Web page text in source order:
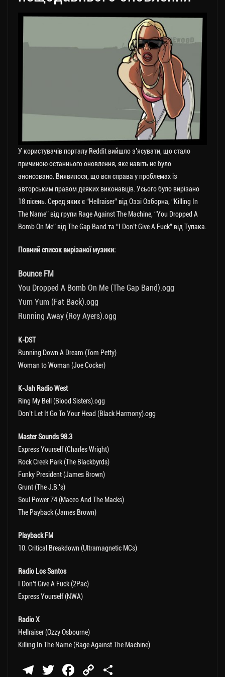
У користувачів порталу Reddit вийшло з’ясувати, що стало
причиною останнього оновлення, яке навіть не було
анонсовано. Виявилося, що вся справа у проблемах із
авторським правом деяких виконавців. Усього було вирізано
18 пісень. Серед яких є “Hellraiser” від Оззі Озборна, “Killing In
The Name” від групи Rage Against The Machine, “You Dropped A
Bomb On Me” від The Gap Band та “I Don’t Give A Fuck” від Тупака.
Повний список вирізаної музики:
Bounce FM
You Dropped A Bomb On Me (The Gap Band).ogg
Yum Yum (Fat Back).ogg
Running Away (Roy Ayers).ogg
K-DST
Running Down A Dream (Tom Petty)
Woman to Woman (Joe Cocker)
K-Jah Radio West
Ring My Bell (Blood Sisters).ogg
Don’t Let It Go To Your Head (Black Harmony).ogg
Master Sounds 98.3
Express Yourself (Charles Wright)
Rock Creek Park (The Blackbyrds)
Funky President (James Brown)
Grunt (The J.B.’s)
Soul Power 74 (Maceo And The Macks)
The Payback (James Brown)
Playback FM
10. Critical Breakdown (Ultramagnetic MCs)
Radio Los Santos
I Don’t Give A Fuck (2Pac)
Express Yourself (NWA)
Radio X
Hellraiser (Ozzy Osbourne)
Killing In The Name (Rage Against The Machine)
Te
T
Fa
C